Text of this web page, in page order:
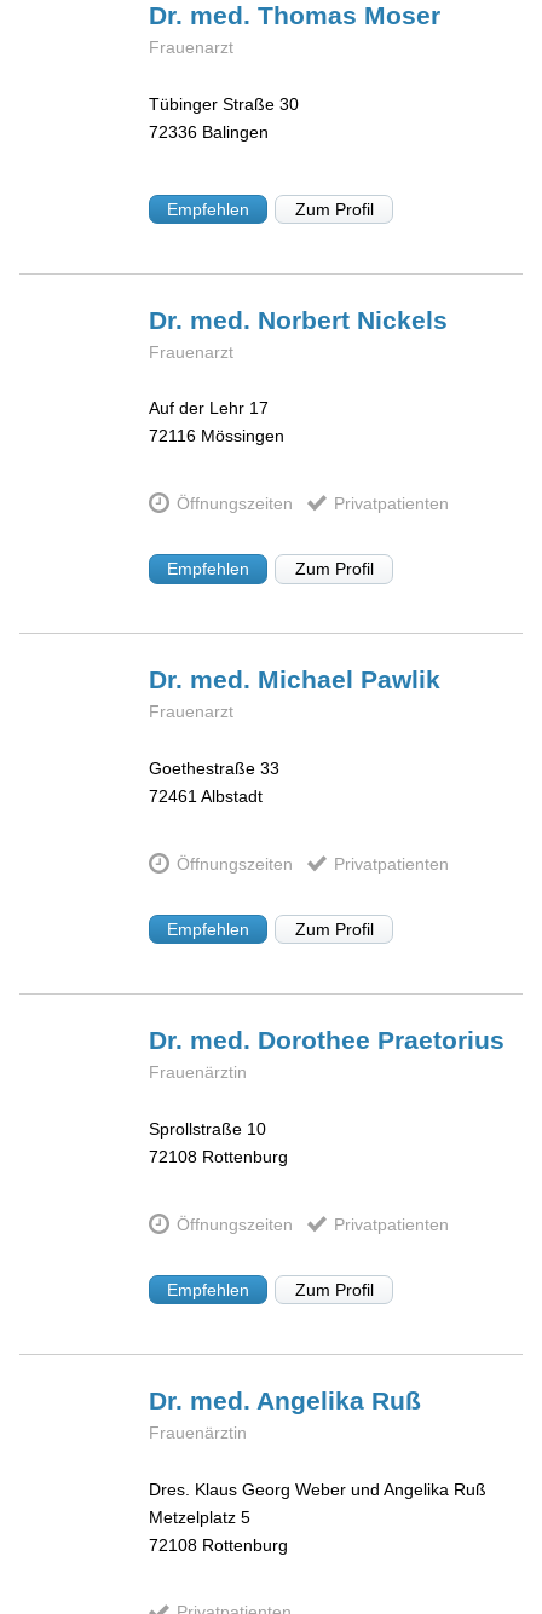
Dr. med. Thomas Moser
Frauenarzt
Tübinger Straße 30
72336 Balingen
Empfehlen Zum Profil
Dr. med. Norbert Nickels
Frauenarzt
Auf der Lehr 17
72116 Mössingen
Öffnungszeiten Privatpatienten
Empfehlen Zum Profil
Dr. med. Michael Pawlik
Frauenarzt
Goethestraße 33
72461 Albstadt
Öffnungszeiten Privatpatienten
Empfehlen Zum Profil
Dr. med. Dorothee Praetorius
Frauenärztin
Sprollstraße 10
72108 Rottenburg
Öffnungszeiten Privatpatienten
Empfehlen Zum Profil
Dr. med. Angelika Ruß
Frauenärztin
Dres. Klaus Georg Weber und Angelika Ruß
Metzelplatz 5
72108 Rottenburg